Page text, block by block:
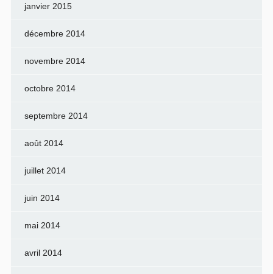
janvier 2015
décembre 2014
novembre 2014
octobre 2014
septembre 2014
août 2014
juillet 2014
juin 2014
mai 2014
avril 2014